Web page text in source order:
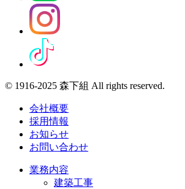
© 1916-2025 森下組 All rights reserved.
会社概要
採用情報
お知らせ
お問い合わせ
業務内容
建築工事